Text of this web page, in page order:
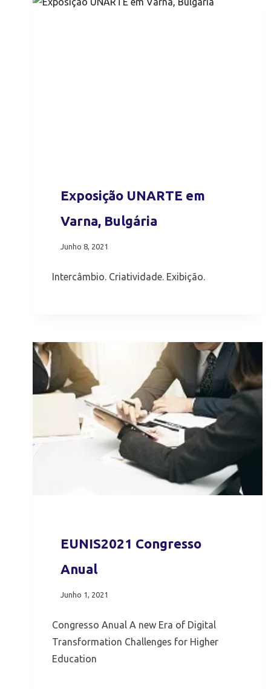
Exposição UNARTE em
Varna, Bulgária
Junho 8, 2021
Intercâmbio. Criatividade. Exibição.
EUNIS2021 Congresso
Anual
Junho 1, 2021
Congresso Anual A new Era of Digital
Transformation Challenges for Higher
Education